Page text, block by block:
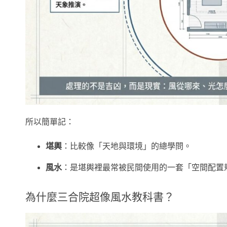
所以簡單記：
堪輿 ：比較像「天地與環境」的總學問。
風水：是堪輿裡最常被民間使用的一套「空間配置
為什麼三合院超像風水教科書？